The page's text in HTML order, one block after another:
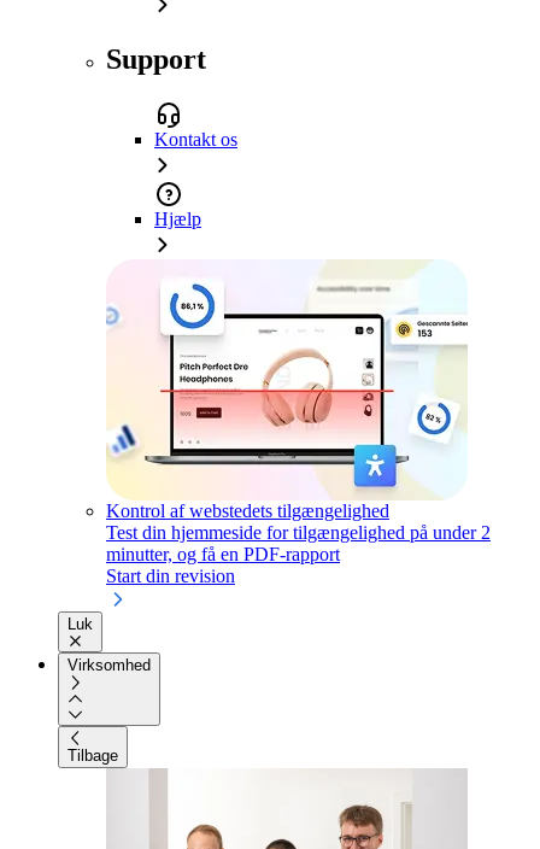
Support
Kontakt os
Hjælp
Kontrol af webstedets tilgængelighed
Test din hjemmeside for tilgængelighed på under 2
minutter, og få en PDF-rapport
Start din revision
Luk
Virksomhed
Tilbage